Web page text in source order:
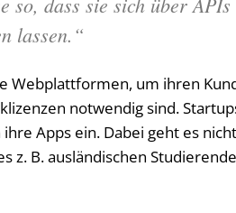
lassen.“
Webplattformen, um ihren
notwendig sind.
Apps ein. Dabei geht es
z. B. ausländischen